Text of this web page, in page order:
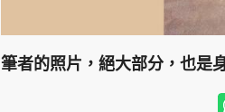
筆者的照片，絕大部分，也是